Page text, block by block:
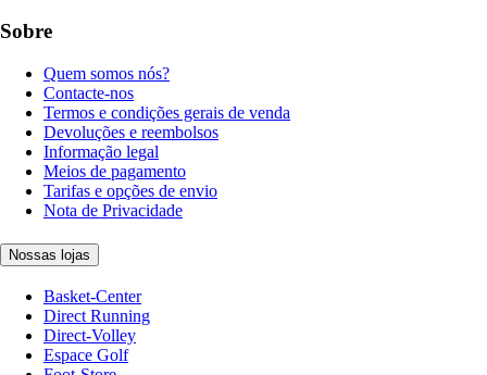
Sobre
Quem somos nós?
Contacte-nos
Termos e condições gerais de venda
Devoluções e reembolsos
Informação legal
Meios de pagamento
Tarifas e opções de envio
Nota de Privacidade
Nossas lojas
Basket-Center
Direct Running
Direct-Volley
Espace Golf